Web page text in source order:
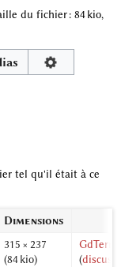
du fichier : 84 kio,
tel qu'il était à ce
Dimensions
315 × 237
(84 kio)
(